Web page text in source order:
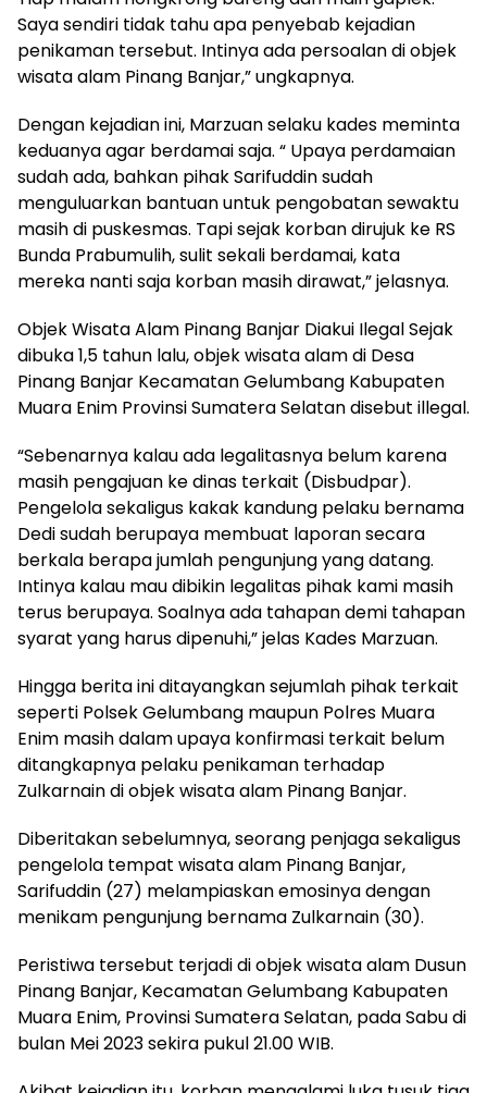
Saya sendiri tidak tahu apa penyebab kejadian
penikaman tersebut. Intinya ada persoalan di objek
wisata alam Pinang Banjar,” ungkapnya.
Dengan kejadian ini, Marzuan selaku kades meminta
keduanya agar berdamai saja. “ Upaya perdamaian
sudah ada, bahkan pihak Sarifuddin sudah
menguluarkan bantuan untuk pengobatan sewaktu
masih di puskesmas. Tapi sejak korban dirujuk ke RS
Bunda Prabumulih, sulit sekali berdamai, kata
mereka nanti saja korban masih dirawat,” jelasnya.
Objek Wisata Alam Pinang Banjar Diakui Ilegal Sejak
dibuka 1,5 tahun lalu, objek wisata alam di Desa
Pinang Banjar Kecamatan Gelumbang Kabupaten
Muara Enim Provinsi Sumatera Selatan disebut illegal.
“Sebenarnya kalau ada legalitasnya belum karena
masih pengajuan ke dinas terkait (Disbudpar).
Pengelola sekaligus kakak kandung pelaku bernama
Dedi sudah berupaya membuat laporan secara
berkala berapa jumlah pengunjung yang datang.
Intinya kalau mau dibikin legalitas pihak kami masih
terus berupaya. Soalnya ada tahapan demi tahapan
syarat yang harus dipenuhi,” jelas Kades Marzuan.
Hingga berita ini ditayangkan sejumlah pihak terkait
seperti Polsek Gelumbang maupun Polres Muara
Enim masih dalam upaya konfirmasi terkait belum
ditangkapnya pelaku penikaman terhadap
Zulkarnain di objek wisata alam Pinang Banjar.
Diberitakan sebelumnya, seorang penjaga sekaligus
pengelola tempat wisata alam Pinang Banjar,
Sarifuddin (27) melampiaskan emosinya dengan
menikam pengunjung bernama Zulkarnain (30).
Peristiwa tersebut terjadi di objek wisata alam Dusun
Pinang Banjar, Kecamatan Gelumbang Kabupaten
Muara Enim, Provinsi Sumatera Selatan, pada Sabu di
bulan Mei 2023 sekira pukul 21.00 WIB.